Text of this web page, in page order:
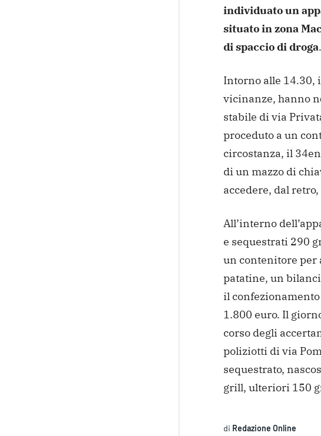
individuato un
situato in zona
di spaccio di droga.
Intorno alle 14.30,
vicinanze, hanno
stabile di via
proceduto a un
circostanza, il
di un mazzodi
accedere, dal
All’interno
e sequestrati 290
un contenitore per
patatine, un
il
1.800 euro. Il
corso degli
poliziotti di via
sequestrato,
grill, ulteriori 150
di Redazione Online